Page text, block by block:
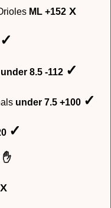
ML +152 X
✓
under 8.5 -112 ✓
under 7.5 +100 ✓
✓
✋
X